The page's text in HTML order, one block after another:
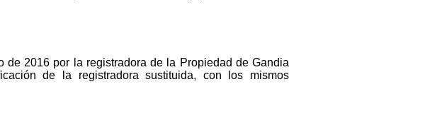
2016 por la registradora de la Propiedad de Gandia
de la registradora sustituida, con los mismos